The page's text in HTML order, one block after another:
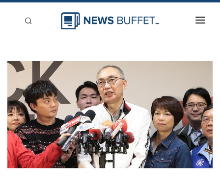
新聞稿分類
登入
刊登